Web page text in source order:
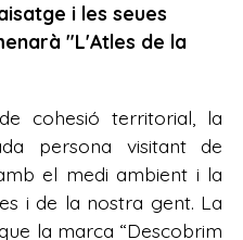
i les seues
"L'Atles de la
cohesió territorial, la
persona visitant de
el medi ambient i la
i de la nostra gent. La
la marca “Descobrim